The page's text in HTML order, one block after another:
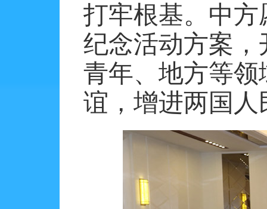
打牢根基。中
纪念活动方案
青年、地方等
谊，增进两国人